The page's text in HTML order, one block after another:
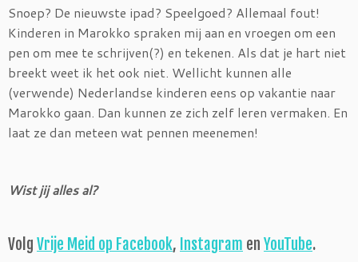
Snoep? De nieuwste ipad? Speelgoed? Allemaal fout!
Kinderen in Marokko spraken mij aan en vroegen om een
pen om mee te schrijven(?) en tekenen. Als dat je hart niet
breekt weet ik het ook niet. Wellicht kunnen alle
(verwende) Nederlandse kinderen eens op vakantie naar
Marokko gaan. Dan kunnen ze zich zelf leren vermaken. En
laat ze dan meteen wat pennen meenemen!
Wist jij alles al?
Volg Vrije Meid op Facebook, Instagram en YouTube.